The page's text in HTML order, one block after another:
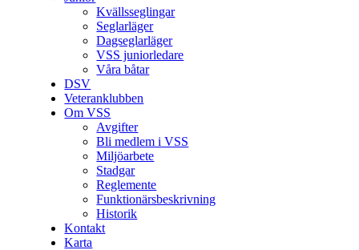
Kvällsseglingar
Seglarläger
Dagseglarläger
VSS juniorledare
Våra båtar
DSV
Veteranklubben
Om VSS
Avgifter
Bli medlem i VSS
Miljöarbete
Stadgar
Reglemente
Funktionärsbeskrivning
Historik
Kontakt
Karta